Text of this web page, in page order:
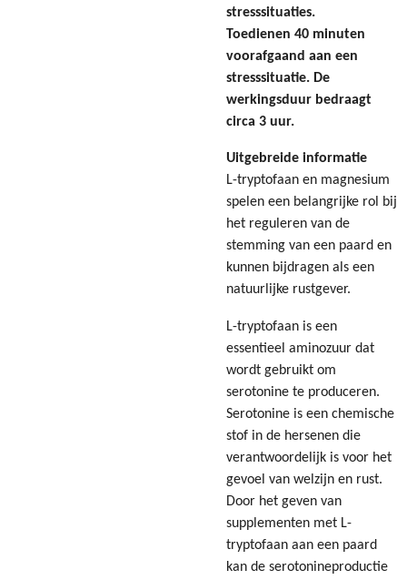
stresssituaties.
Toedienen 40 minuten
voorafgaand aan een
stresssituatie. De
werkingsduur bedraagt
circa 3 uur.
Uitgebreide informatie
L-tryptofaan en magnesium
spelen een belangrijke rol bij
het reguleren van de
stemming van een paard en
kunnen bijdragen als een
natuurlijke rustgever.
L-tryptofaan is een
essentieel aminozuur dat
wordt gebruikt om
serotonine te produceren.
Serotonine is een chemische
stof in de hersenen die
verantwoordelijk is voor het
gevoel van welzijn en rust.
Door het geven van
supplementen met L-
tryptofaan aan een paard
kan de serotonineproductie